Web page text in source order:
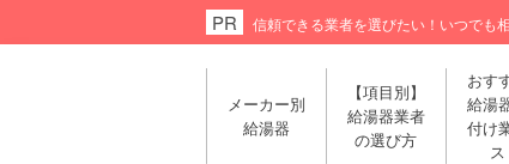
信頼できる業者を選びたい！ いつでも
メーカー別
給湯器
【項目別】
給湯器業者
の選び方
おす
給湯
付け
ス